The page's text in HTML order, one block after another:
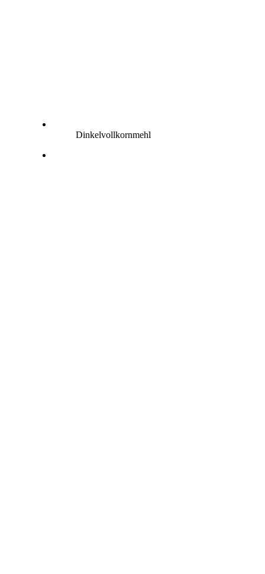
Dinkelvollkornmehl